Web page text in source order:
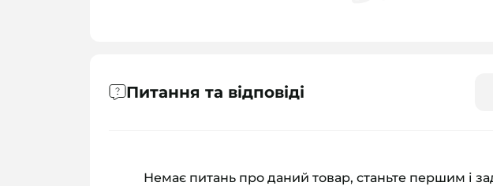
Питання та відповіді
Немає питань про даний товар, станьте першим і